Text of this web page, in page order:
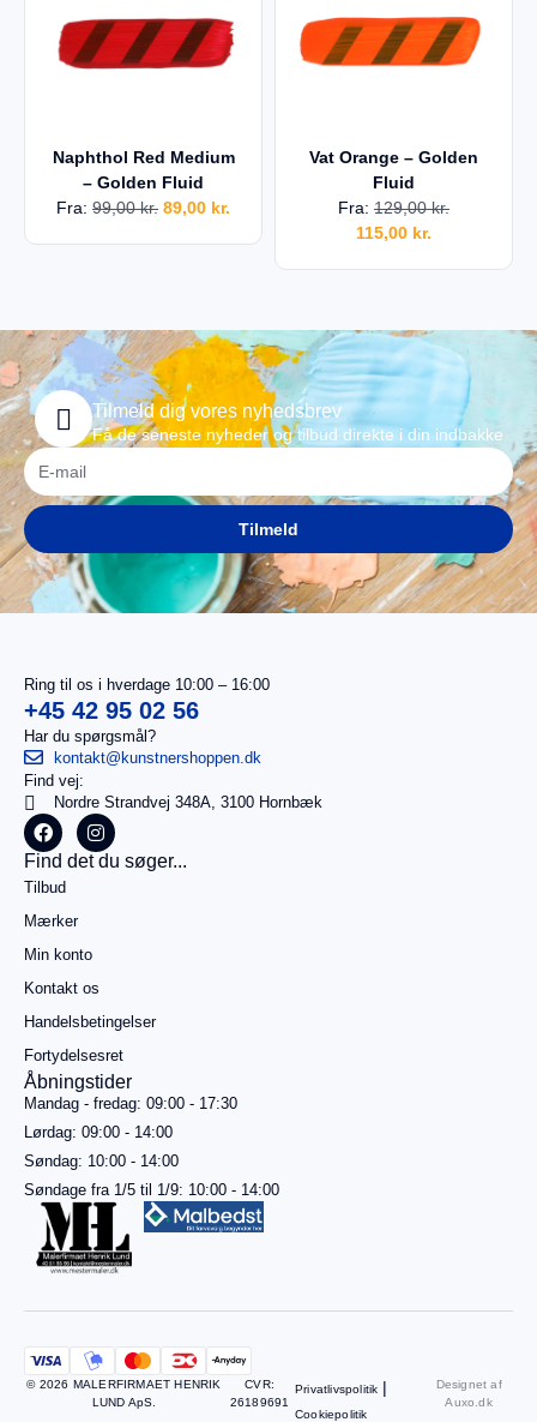
I
alt
0,00kr.
Køb for
499,00kr.
mere for
gratis
betaling
kurv
Naphthol Red Medium
– Golden Fluid
Fra: 99,00kr. 89,00 kr.
Vat Orange – Golden
Fluid
Fra: 129,00kr.
115,00 kr.
Tilmeld dig vores nyhedsbrev
Få de seneste nyheder og tilbud direkte i din indbakke
Tilmeld
Ring til os i hverdage 10:00 – 16:00
+45 42 95 02 56
Har du spørgsmål?
kontakt@kunstnershoppen.dk
Find vej:
Nordre Strandvej 348A, 3100 Hornbæk
Find det du søger...
Tilbud
Mærker
Min konto
Kontakt os
Handelsbetingelser
Fortydelsesret
Åbningstider
Mandag - fredag: 09:00 - 17:30
Lørdag: 09:00 - 14:00
Søndag: 10:00 - 14:00
Søndage fra 1/5 til 1/9: 10:00 - 14:00
© 2026 MALERFIRMAET HENRIK
LUND ApS.
CVR:
26189691
Privatlivspolitik |
Cookiepolitik
Designet af
Auxo.dk